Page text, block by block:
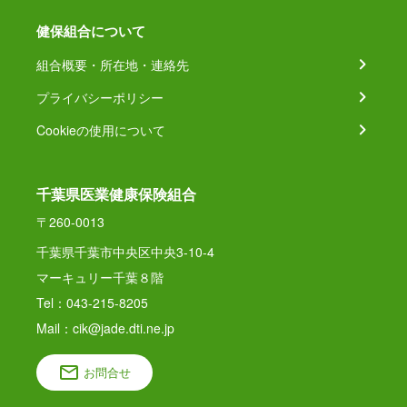
健保組合について
組合概要・所在地・連絡先
プライバシーポリシー
Cookieの使用について
千葉県医業健康保険組合
〒260-0013
千葉県千葉市中央区中央3-10-4
マーキュリー千葉８階
Tel：043-215-8205
Mail：cik@jade.dti.ne.jp
お問合せ